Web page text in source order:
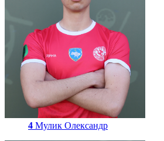
4 Мулик Олександр